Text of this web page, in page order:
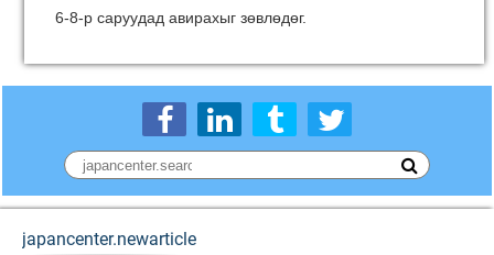
6-8-р саруудад авирахыг зөвлөдөг.
japancenter.newarticle